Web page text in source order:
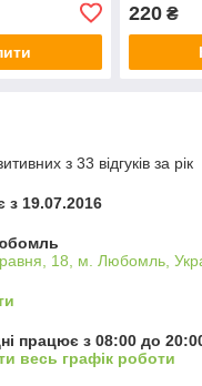
220₴
з 33 відгуків за рік
з 19.07.2016
18, м. Любомль,
працює з 08:00 до
весь графік роботи